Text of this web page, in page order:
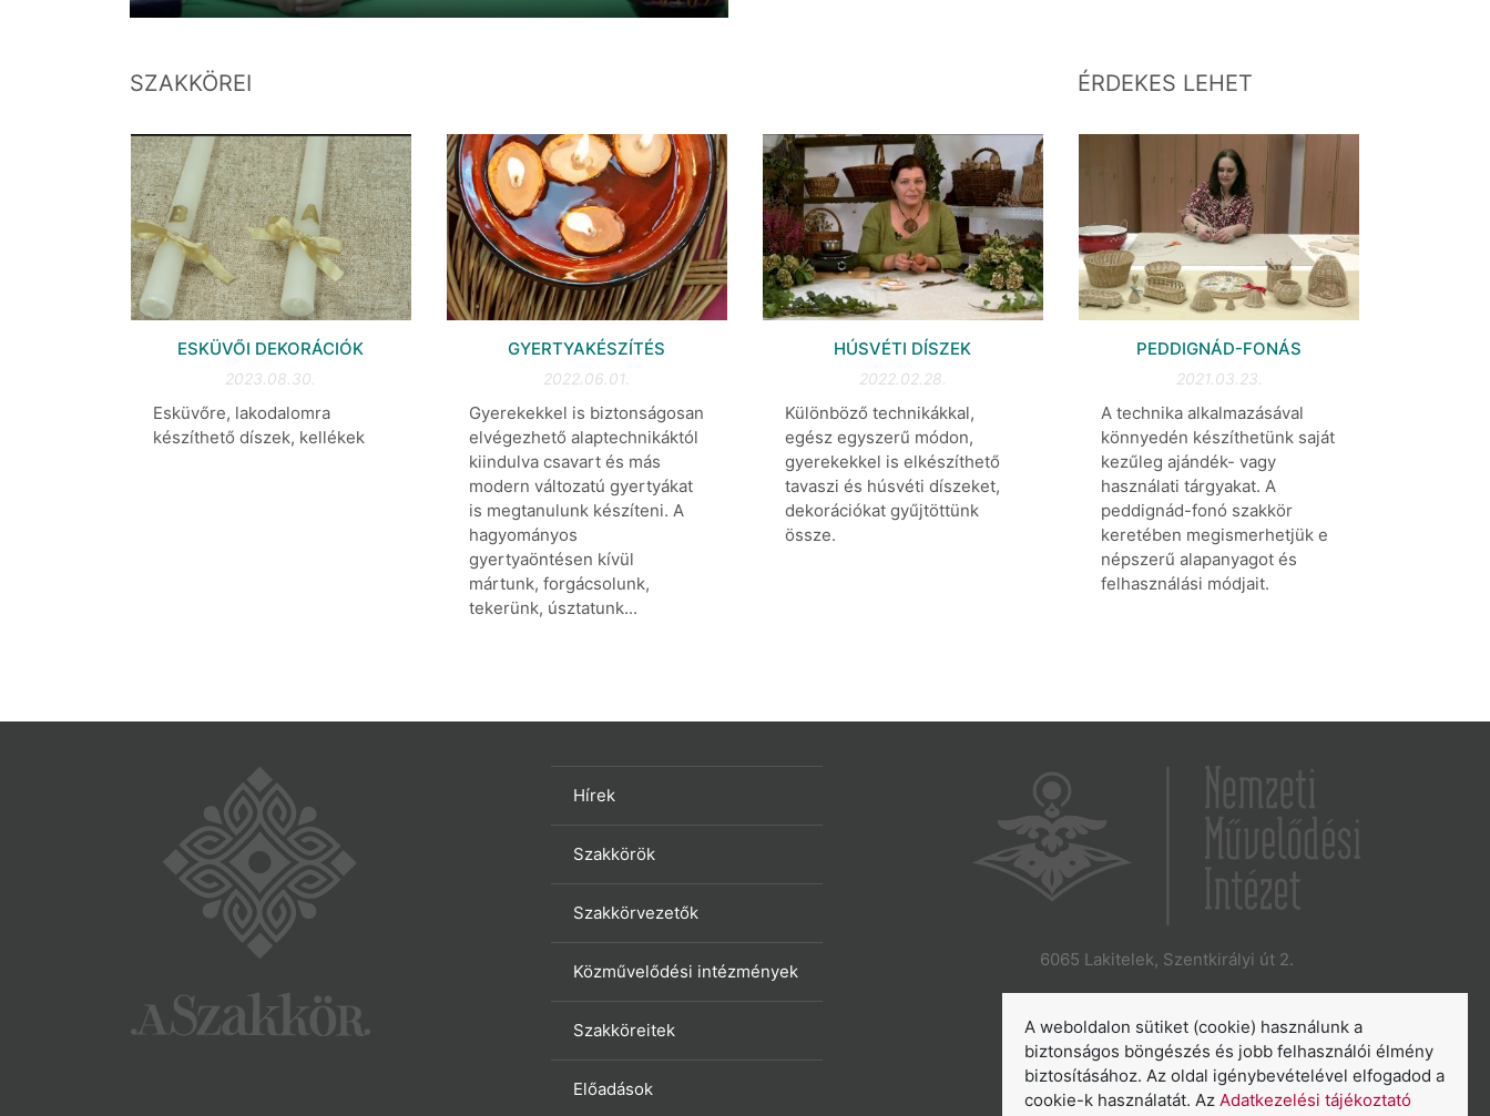
Play Mute Settings
PIP
Enter
SZAKKÖREI
ESKÜVŐI DEKORÁCIÓK
2023.08.30.
Esküvőre, lakodalomra
készíthető díszek, kellékek
GYERTYAKÉSZÍTÉS
2022.06.01.
Gyerekekkel is biztonságosan
elvégezhető alaptechnikáktól
kiindulva csavart és más
modern változatú gyertyákat
is megtanulunk készíteni. A
hagyományos
gyertyaöntésen kívül
mártunk, forgácsolunk,
tekerünk, úsztatunk...
HÚSVÉTI DÍSZEK
2022.02.28.
Különböző technikákkal,
egész egyszerű módon,
gyerekekkel is elkészíthető
tavaszi és húsvéti díszeket,
dekorációkat gyűjtöttünk
össze.
ÉRDEKES LEHET
PEDDIGNÁD-FONÁS
2021.03.23.
A technika alkalmazásával
könnyedén készíthetünk saját
kezűleg ajándék- vagy
használati tárgyakat. A
peddignád-fonó szakkör
keretében megismerhetjük e
népszerű alapanyagot és
felhasználási módjait.
Hírek
Szakkörök
Szakkörvezetők
Közművelődési intézmények
Szakköreitek
Előadások
6065 Lakitelek, Szentkirályi út 2.
E-mail:titkarsag@nmi.hu
Web:www.nmi.hu
Adatkezelési tájékoztató
A weboldalon sütiket (cookie) használunk a
biztonságos böngészés és jobb felhasználói élmény
biztosításához. Az oldal igénybevételével elfogadod a
cookie-k használatát. Az Adatkezelési tájékoztató